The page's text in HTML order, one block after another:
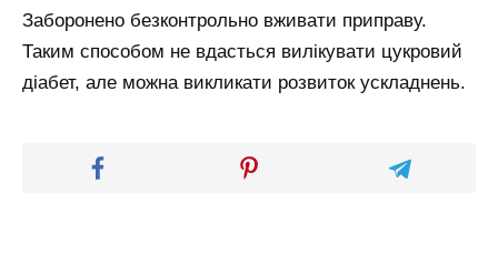
Заборонено безконтрольно вживати приправу.
Таким способом не вдасться вилікувати цукровий
діабет, але можна викликати розвиток ускладнень.